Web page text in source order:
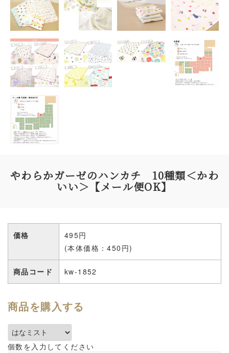
やわらかガーゼのハンカチ 10種類＜かわ
いい＞【メール便OK】
価格
495円
(本体価格：450円)
商品コード kw-1852
商品を購入する
個数を入力してください